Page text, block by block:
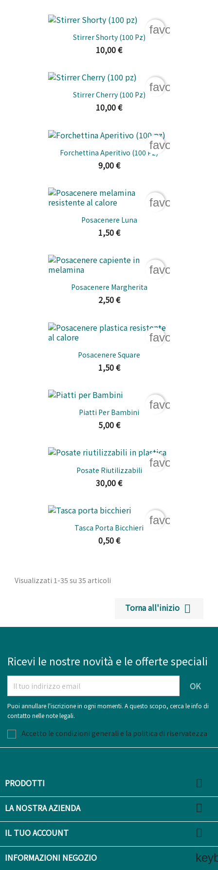
Stirrer Shorty (100 Pz)
10,00 €
Stirrer Cherry (100 Pz)
10,00 €
Forchettina Aperitivo (100 Pz)
9,00 €
Posacenere Luna
1,50 €
Posacenere Margherita
2,50 €
Posacenere Square
1,50 €
Piatti Per Bambini
5,00 €
Posate Riutilizzabili
30,00 €
Tasca Porta Bicchieri
0,50 €
Visualizzati 1-35 su 35 articoli
Torna all'inizio 
Ricevi le nostre novità e le offerte speciali
Puoi annullare l'iscrizione in ogni momenti. A questo scopo, cerca le info di
contatto nelle note legali.
Accetto le condizioni generali e la politica di riservatezza
PRODOTTI 
LA NOSTRA AZIENDA 
IL TUO ACCOUNT 
INFORMAZIONI NEGOZIO